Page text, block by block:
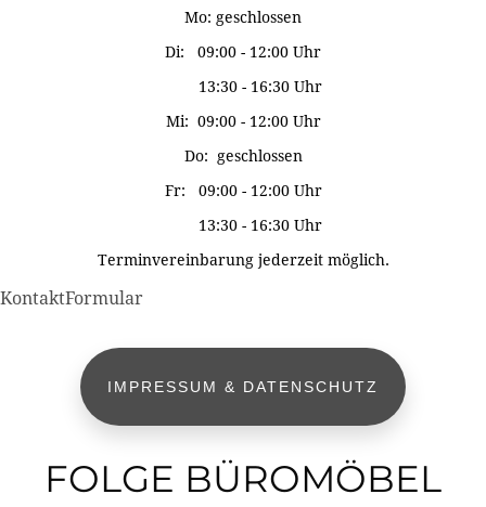
Mo: geschlossen
Di: 09:00 - 12:00 Uhr
13:30 - 16:30 Uhr
Mi: 09:00 - 12:00 Uhr
Do: geschlossen
Fr: 09:00 - 12:00 Uhr
13:30 - 16:30 Uhr
Terminvereinbarung jederzeit möglich.
KontaktFormular
IMPRESSUM & DATENSCHUTZ
FOLGE BÜROMÖBEL